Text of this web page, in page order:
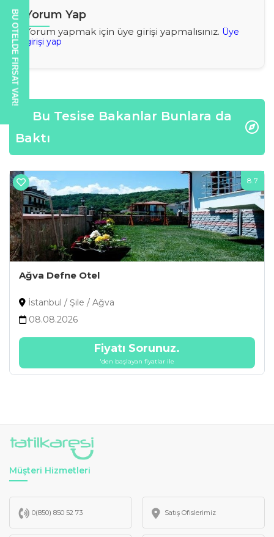
Yorum Yap
Yorum yapmak için üye girişi yapmalısınız. Üye
girişi yap
Bu Tesise Bakanlar Bunlara da
Baktı
8.7
Ağva Defne Otel
İstanbul / Şile / Ağva
08.08.2026
Fiyatı Sorunuz.
'den başlayan fiyatlar ile
BU OTELDE FIRSAT VAR!
Müşteri Hizmetleri
0(850) 850 52 73 Satış Ofislerimiz